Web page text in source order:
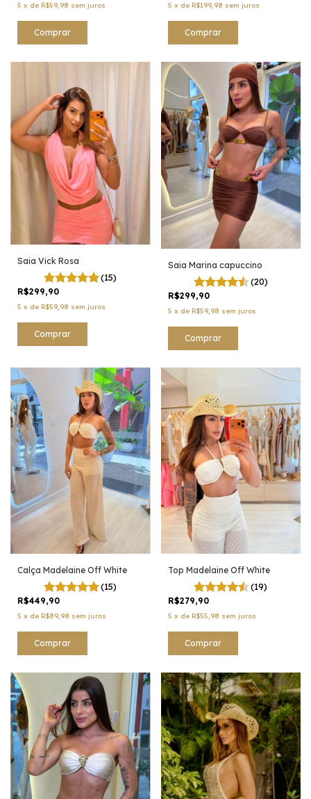
5 x de R$59,98 sem juros
Comprar
5 x de R$199,98 sem juros
Comprar
Saia Vick Rosa
(15)
R$299,90
5 x de R$59,98 sem juros
Comprar
Saia Marina capuccino
(20)
R$299,90
5 x de R$59,98 sem juros
Comprar
Calça Madelaine Off White
(15)
R$449,90
5 x de R$89,98 sem juros
Comprar
Top Madelaine Off White
(19)
R$279,90
5 x de R$55,98 sem juros
Comprar